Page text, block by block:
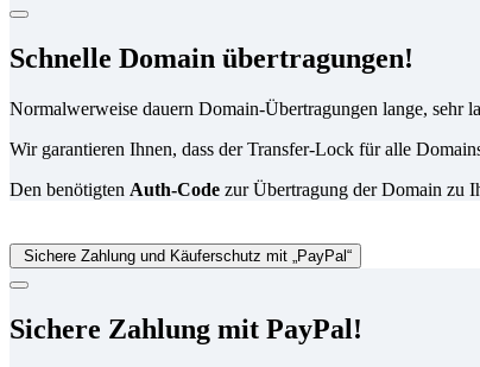
Schnelle Domain übertragungen!
Normalwerweise dauern Domain-Übertragungen lange, sehr
Wir garantieren Ihnen, dass der Transfer-Lock für alle
Den benötigten Auth-Code zur Übertragung der Domain zu
Sichere Zahlung und Käuferschutz mit „PayPal“
Sichere Zahlung mit PayPal!